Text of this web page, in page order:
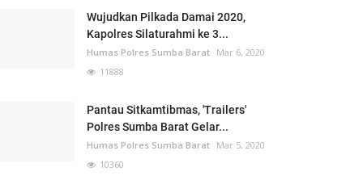
Wujudkan Pilkada Damai 2020,
Kapolres Silaturahmi ke 3...
Humas Polres Sumba Barat Mar 6, 2020
11888
Pantau Sitkamtibmas, 'Trailers'
Polres Sumba Barat Gelar...
Humas Polres Sumba Barat Mar 5, 2020
10360